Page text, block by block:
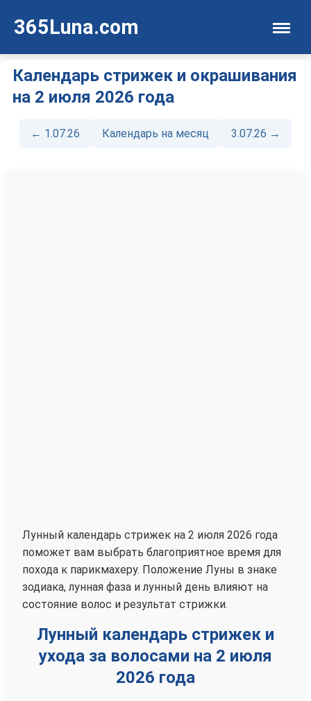
365Luna.com
Календарь стрижек и окрашивания
на 2 июля 2026 года
← 1.07.26 Календарь на месяц 3.07.26 →
Лунный календарь стрижек на 2 июля 2026 года
поможет вам выбрать благоприятное время для
похода к парикмахеру. Положение Луны в знаке
зодиака, лунная фаза и лунный день влияют на
состояние волос и результат стрижки.
Лунный календарь стрижек и
ухода за волосами на 2 июля
2026 года